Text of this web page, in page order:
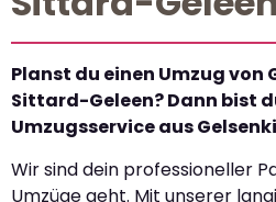
Planst du einen Umzug von
Sittard-Geleen? Dann bist
Umzugsservice aus
Wir sind dein professioneller
Umzüge geht. Mit unserer